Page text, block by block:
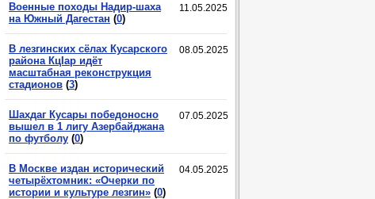
11.05.2025
Военные походы Надир-шаха
на Южный Дагестан (0)
08.05.2025
В лезгинских сёлах Кусарского
района КцIар идёт
масштабная реконструкция
стадионов (3)
07.05.2025
Шахдаг Кусары победоносно
вышел в 1 лигу Азербайджана
по футболу (0)
04.05.2025
В Москве издан исторический
четырёхтомник: «Очерки по
истории и культуре лезгин» (0)